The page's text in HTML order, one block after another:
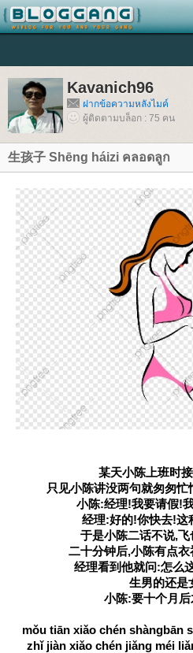
Kavanich96
ฝากข้อความหลังไมค์
ผู้ติดตามบล็อก : 75 คน
生孩子 Shēng háizi คลอดลูก
某天小陈上班时
只见小陈讲没两句就匆匆忙
小陈:经理!我要请假!
经理:好的!你快去!这
于是小陈二话不说,飞
二十分钟后,小陈有点衣
经理看到他就问:怎么
生男的还是
小陈:要十个
mǒu tiān xiǎo chén shàngbān
zhǐ jiàn xiǎo chén jiǎng méi